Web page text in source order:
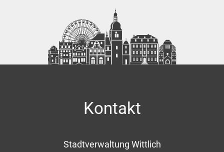
Kontakt
Stadtverwaltung Wittlich